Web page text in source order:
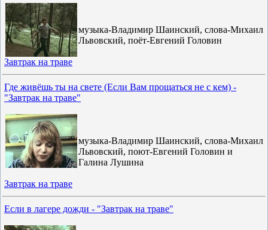
музыка-Владимир Шаинский, слова-Михаил
Львовский, поёт-Евгений Головин
Завтрак на траве
Где живёшь ты на свете (Если Вам прощаться не с кем) -
"Завтрак на траве"
музыка-Владимир Шаинский, слова-Михаил
Львовский, поют-Евгений Головин и
Галина Лушина
Завтрак на траве
Если в лагере дожди - "Завтрак на траве"